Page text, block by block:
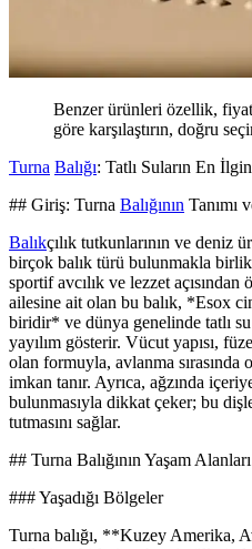
Benzer ürünleri özellik, fiyat
göre karşılaştırın, doğru
Turna Balığı: Tatlı Suların En
## Giriş: Turna Balığının Tanımı
Balıkçılık tutkunlarının ve deniz
birçok balık türü bulunmakla
sportif avcılık ve lezzet
ailesine ait olan bu balık, *Esox
biridir* ve dünya genelinde tatlı
yayılım gösterir. Vücut yapısı,
olan formuyla, avlanma sırasında
imkan tanır. Ayrıca, ağzında
bulunmasıyla dikkat çeker; bu
tutmasını sağlar.
## Turna Balığının Yaşam
### Yaşadığı Bölgeler
Turna balığı, **Kuzey Amerika,